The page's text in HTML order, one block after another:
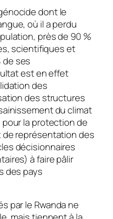
dont le
où il a perdu
près de 90 %
scientifiques et
de ses
est en effet
des
des structures
du climat
la protection de
de représentation des
décisionnaires
à faire pâlir
des pays
par le Rwanda ne